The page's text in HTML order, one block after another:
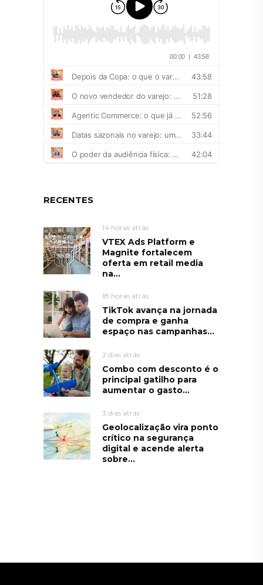
RECENTES
14 horas atrás
VTEX Ads Platform e
Magnite fortalecem
oferta em retail media
na...
18 horas atrás
TikTok avança na jornada
de compra e ganha
espaço nas campanhas...
2 dias atrás
Combo com desconto é o
principal gatilho para
aumentar o gasto...
3 dias atrás
Geolocalização vira ponto
crítico na segurança
digital e acende alerta
sobre...